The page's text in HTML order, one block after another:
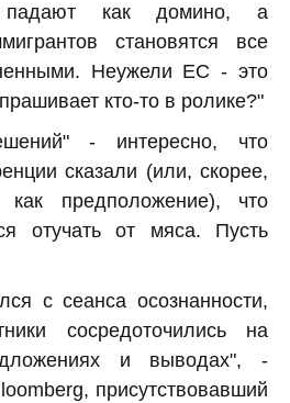
как домино, а
становятся все
Неужели ЕС - это
кто-то в ролике?"
- интересно, что
сказали (или, скорее,
предположение), что
отучать от мяса. Пусть
с сеанса осознанности,
сосредоточились на
и выводах", -
присутствовавший